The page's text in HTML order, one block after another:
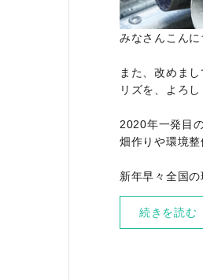
みなさんこんに
また、改めま
リズを、よろ
2020年一発目
畑作りや環境
新年早々全国
続きを読む